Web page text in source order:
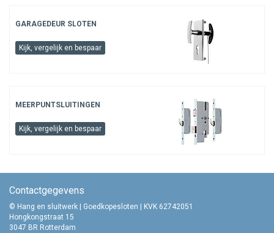
GARAGEDEUR SLOTEN
Kijk, vergelijk en bespaar
MEERPUNTSLUITINGEN
Kijk, vergelijk en bespaar
Contactgegevens
© Hang en sluitwerk | Goedkopesloten | KVK 62742051
Hongkongstraat 15
3047 BR Rotterdam